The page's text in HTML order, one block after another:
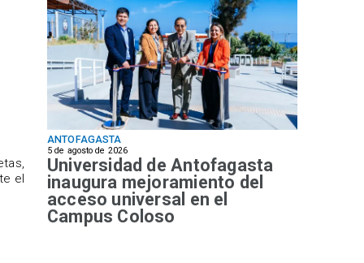
el
ANTOFAGASTA
5 de agosto de 2026
Universidad de Antofagasta
inaugura mejoramiento del
acceso universal en el
Campus Coloso